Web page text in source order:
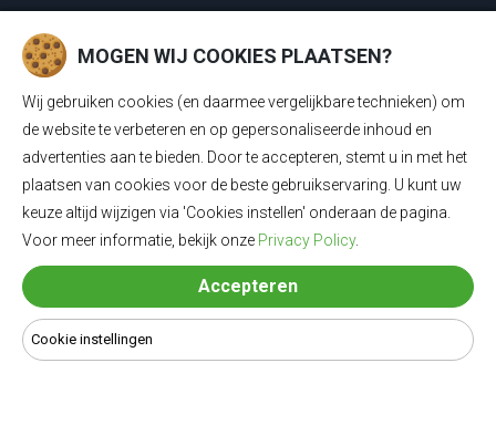
Laadkabels
Laadkabels Type 1
Laadkabels Type 2
Mobiele Thuisladers Type 2 en Type 1
Mobiele Thuisladers Type 1
Verloopkabels
MOGEN WIJ COOKIES PLAATSEN?
Wij gebruiken cookies (en daarmee vergelijkbare technieken) om
de website te verbeteren en op gepersonaliseerde inhoud en
advertenties aan te bieden. Door te accepteren, stemt u in met het
plaatsen van cookies voor de beste gebruikservaring. U kunt uw
keuze altijd wijzigen via 'Cookies instellen' onderaan de pagina.
Voor meer informatie, bekijk onze Privacy Policy.
Accepteren
Cookie instellingen